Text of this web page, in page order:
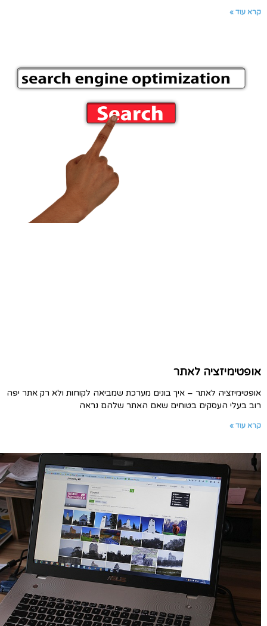
קרא עוד »
אופטימיזציה לאתר
אופטימיזציה לאתר – איך בונים מערכת שמביאה לקוחות ולא רק אתר יפה
רוב בעלי העסקים בטוחים שאם האתר שלהם נראה
קרא עוד »